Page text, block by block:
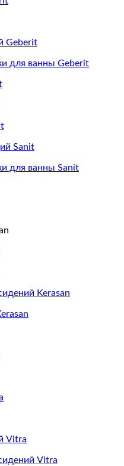
Geberit
для ванны Geberit
Sanit
для ванны Sanit
Kerasan
Vitra
Vitra